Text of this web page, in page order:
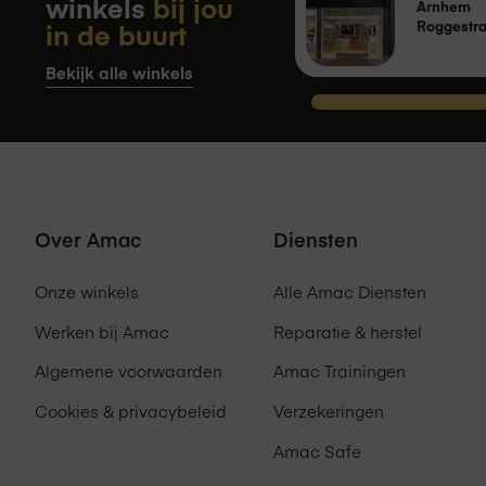
Audio 2 x 5W output
geschikt voor
iPad mini 7, iPad mini 6, iPad Pro
(2020/2021), iPad Pro 12,9-inch
Pro 11 inch (2018-2022), iPad Air
M2 (2024), iPad Air 13-inch M4
iPad Air (2020/2022), iPad 11 inch
in de buurt
Bekijk alle winkels
Arnhem
Over Amac
Onze winkels
Werken bij Amac
Algemene voorwaarden
Cookies & privacybeleid
Diensten
Alle Amac Diensten
Reparatie & herstel
Amac Trainingen
Verzekeringen
Amac Safe